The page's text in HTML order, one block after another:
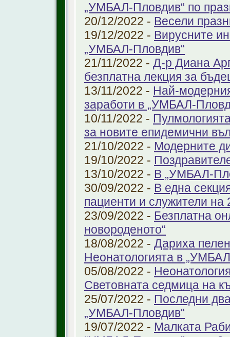
„УМБАЛ-Пловдив“ по
20/12/2022 - Весели
19/12/2022 - Вирусните
„УМБАЛ-Пловдив“
21/11/2022 - Д-р Диана
безплатна лекция за
13/11/2022 - Най-
заработи в „УМБАЛ-
10/11/2022 -
за новите епидемични
21/10/2022 - Модерните
19/10/2022 -
13/10/2022 - В „УМБАЛ-
30/09/2022 - В една
пациенти и служители на
23/09/2022 - Безплатна
новороденото“
18/08/2022 - Дариха
Неонатологията в
05/08/2022 -
Световната седмица на
25/07/2022 - Последни
„УМБАЛ-Пловдив“
19/07/2022 - Малката